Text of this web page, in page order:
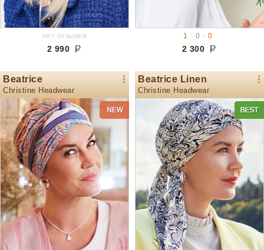
нет отзывов
2 990
1 ↑0 ↓0
2 300
Beatrice
Christine Headwear
Beatrice Linen
Christine Headwear